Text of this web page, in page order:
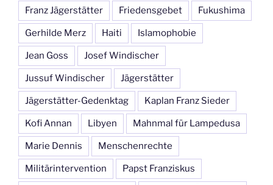
Franz Jägerstätter Friedensgebet Fukushima
Gerhilde Merz Haiti Islamophobie
Jean Goss Josef Windischer
Jussuf Windischer Jägerstätter
Jägerstätter-Gedenktag Kaplan Franz Sieder
Kofi Annan Libyen Mahnmal für Lampedusa
Marie Dennis Menschenrechte
Militärintervention Papst Franziskus